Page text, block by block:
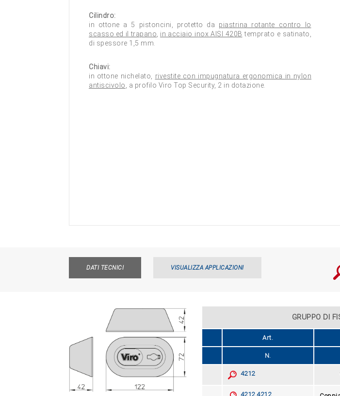
Cilindro:
in ottone a 5 pistoncini, protetto da piastrina rotante contro lo
scasso ed il trapano in acciaio inox AISI 420B temprato e satinato,
di spessore 1,5 mm.
Chiavi:
in ottone nichelato, rivestite con impugnatura ergonomica in nylon
antiscivolo , a profilo Viro Top Security, 2 in dotazione.
DATI TECNICI VISUALIZZA APPLICAZIONI
GRUPPO DI
Art.
N.
4212
4212.4212